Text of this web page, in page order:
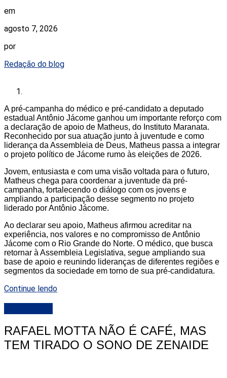
em
agosto 7, 2026
por
Redação do blog
A pré-campanha do médico e pré-candidato a deputado
estadual Antônio Jácome ganhou um importante reforço com
a declaração de apoio de Matheus, do Instituto Maranata.
Reconhecido por sua atuação junto à juventude e como
liderança da Assembleia de Deus, Matheus passa a integrar
o projeto político de Jácome rumo às eleições de 2026.
Jovem, entusiasta e com uma visão voltada para o futuro,
Matheus chega para coordenar a juventude da pré-
campanha, fortalecendo o diálogo com os jovens e
ampliando a participação desse segmento no projeto
liderado por Antônio Jácome.
Ao declarar seu apoio, Matheus afirmou acreditar na
experiência, nos valores e no compromisso de Antônio
Jácome com o Rio Grande do Norte. O médico, que busca
retornar à Assembleia Legislativa, segue ampliando sua
base de apoio e reunindo lideranças de diferentes regiões e
segmentos da sociedade em torno de sua pré-candidatura.
Continue lendo
RAFAEL MOTTA NÃO É CAFÉ, MAS
TEM TIRADO O SONO DE ZENAIDE